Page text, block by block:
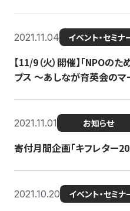
2021.11.04 イベント・セミナ
【11/9（火）開催】「NPOの
プス 〜あしなが育英会のマ
2021.11.01 お知らせ
寄付月間企画「キフレター
2021.10.20 イベント・セミナ